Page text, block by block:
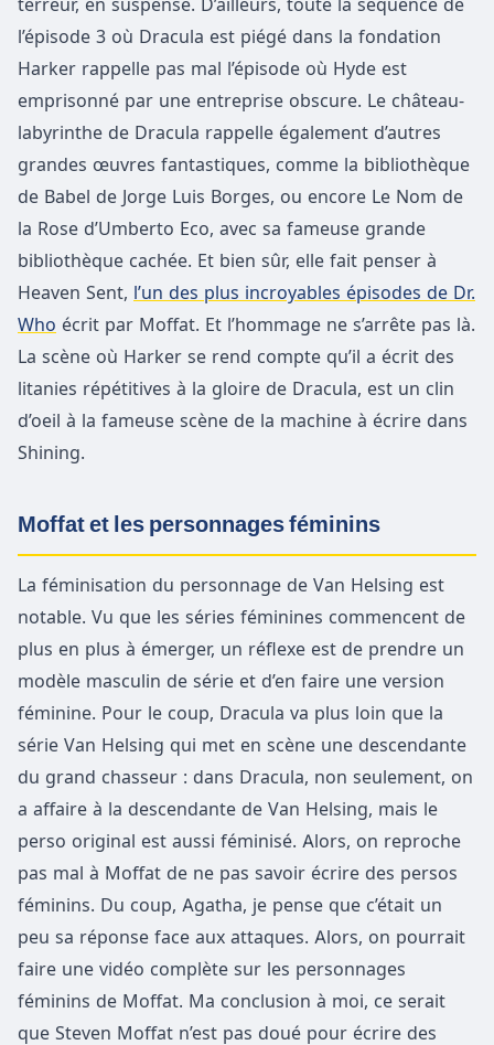
l’épisode 3 où Dracula est piégé dans la fondation
Harker rappelle pas mal l’épisode où Hyde est
emprisonné par une entreprise obscure. Le château-
labyrinthe de Dracula rappelle également d’autres
grandes œuvres fantastiques, comme la bibliothèque
de Babel de Jorge Luis Borges, ou encore Le Nom de
la Rose d’Umberto Eco, avec sa fameuse grande
bibliothèque cachée. Et bien sûr, elle fait penser à
Heaven Sent, l’un des plus incroyables épisodes de Dr.
Who écrit par Moffat. Et l’hommage ne s’arrête pas là.
La scène où Harker se rend compte qu’il a écrit des
litanies répétitives à la gloire de Dracula, est un clin
d’oeil à la fameuse scène de la machine à écrire dans
Shining.
Moffat et les personnages féminins
La féminisation du personnage de Van Helsing est
notable. Vu que les séries féminines commencent de
plus en plus à émerger, un réflexe est de prendre un
modèle masculin de série et d’en faire une version
féminine. Pour le coup, Dracula va plus loin que la
série Van Helsing qui met en scène une descendante
du grand chasseur : dans Dracula, non seulement, on
a affaire à la descendante de Van Helsing, mais le
perso original est aussi féminisé. Alors, on reproche
pas mal à Moffat de ne pas savoir écrire des persos
féminins. Du coup, Agatha, je pense que c’était un
peu sa réponse face aux attaques. Alors, on pourrait
faire une vidéo complète sur les personnages
féminins de Moffat. Ma conclusion à moi, ce serait
que Steven Moffat n’est pas doué pour écrire des